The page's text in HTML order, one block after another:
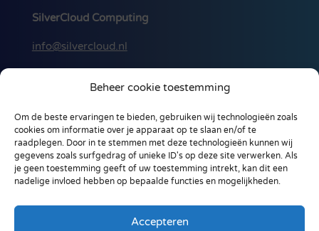
Beheer cookie toestemming
Om de beste ervaringen te bieden, gebruiken wij technologieën zoals
cookies om informatie over je apparaat op te slaan en/of te
raadplegen. Door in te stemmen met deze technologieën kunnen wij
gegevens zoals surfgedrag of unieke ID's op deze site verwerken. Als
je geen toestemming geeft of uw toestemming intrekt, kan dit een
nadelige invloed hebben op bepaalde functies en mogelijkheden.
Accepteren
SilverCloud Computing
info@silvercloud.nl
3861 NB, Nijkerk
Nederland